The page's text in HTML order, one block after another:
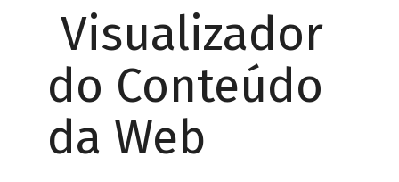
Visualizador
do Conteúdo
da Web